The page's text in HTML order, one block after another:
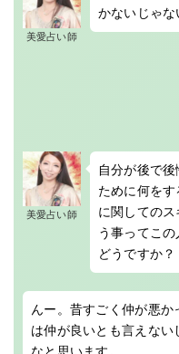
美愛占い師
かないじゃな
美愛占い師
自分が後で
ために何を
に関しての
う事ってこ
どうですか？
んー。昔すごく仲が悪
は仲が良いとも言えな
なと思います。